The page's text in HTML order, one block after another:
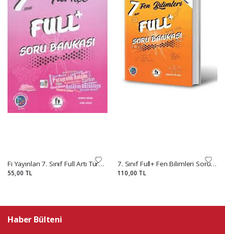
Fi Yayınları 7. Sınıf Full Artı Türkçe Soru Bankası
55,00 TL
7. Sınıf Full+ Fen Bilimleri Soru Bankası
110,00 TL
Haber Bülteni